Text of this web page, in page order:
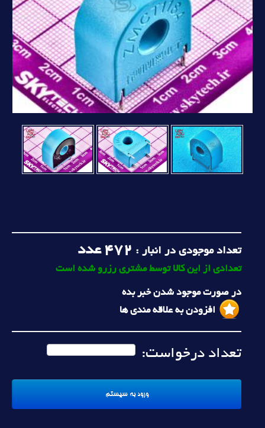
تعداد موجودی در انبار : 472 عدد
تعدادی از این کالا توسط مشتری رزرو شده است
در صورت موجود شدن خبر بده
افزودن به علاقه مندی ها
تعداد درخواست: